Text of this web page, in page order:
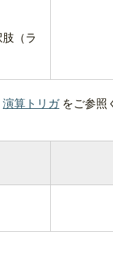
（ラ
演算トリガをご参照